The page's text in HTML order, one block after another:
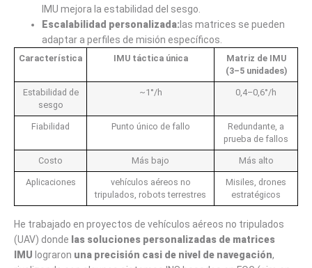
IMU mejora la estabilidad del sesgo.
Escalabilidad personalizada: las matrices se pueden
adaptar a perfiles de misión específicos.
Característica IMU táctica única
Matriz de IMU
(3–5 unidades)
Estabilidad de
sesgo
~1°/h 0,4–0,6°/h
Fiabilidad Punto único de fallo
Redundante, a
prueba de fallos
Costo Más bajo Más alto
Aplicaciones
vehículos aéreos no
tripulados, robots terrestres
Misiles, drones
estratégicos
He trabajado en proyectos de vehículos aéreos no tripulados
(UAV) donde las soluciones personalizadas de matrices
IMU lograron una precisión casi de nivel de navegación,